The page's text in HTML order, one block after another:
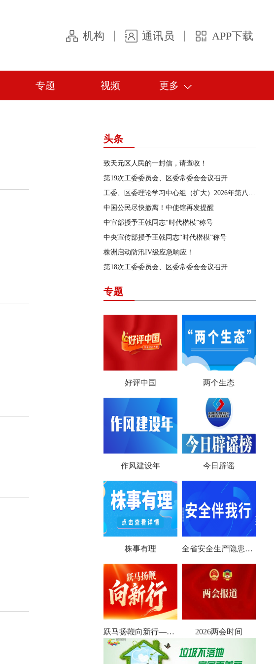
机构 通讯员 APP下载
专题 视频 更多
头条
致天元区人民的一封信，请查收！
第19次工委委员会、区委常委会会议召开
工委、区委理论学习中心组（扩大）2026年第八次集体学习举行
中国公民尽快撤离！中使馆再发提醒
中宣部授予王戟同志“时代楷模”称号
中央宣传部授予王戟同志“时代楷模”称号
株洲启动防汛IV级应急响应！
第18次工委委员会、区委常委会会议召开
专题
好评中国 两个生态
作风建设年 今日辟谣
株事有理 全省安全生产隐患大排查大整治
跃马扬鞭向新行——聚焦2026全国两会 2026两会时间